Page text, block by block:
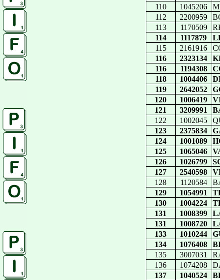
110
1045206
112
2200959
113
1170509
114
1117879
115
2161916
116
2323134
116
1194308
118
1004406
119
2642052
120
1006419
121
3209991
122
1002045
123
2375834
124
1001089
125
1065046
126
1026799
127
2540598
128
1120584
129
1054991
130
1004224
131
1008399
131
1008720
133
1010244
134
1076408
135
3007031
136
1074208
137
1040524